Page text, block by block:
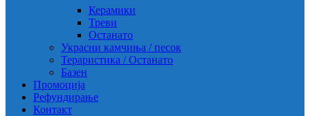
Керамики
Треви
Останато
Украсни камчиња / песок
Тераристика / Останато
Базен
Промоција
Рефундирање
Контакт